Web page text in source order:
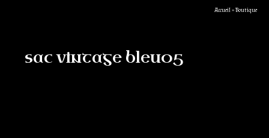
Accueil»Boutique
sac vintage bleu05